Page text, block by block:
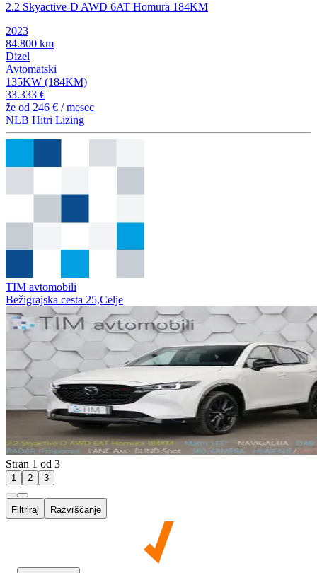
2.2 Skyactive-D AWD 6AT Homura 184KM
2023
84.800 km
Dizel
Avtomatski
135KW (184KM)
33.333 €
že od 246 € / mesec
NLB Hitri Lizing
TIM avtomobili
Bežigrajska cesta 25,Celje
Stran 1 od 3
1 2 3
Filtriraj Razvrščanje